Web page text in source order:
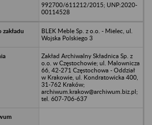
992700/611212/2015; UNP:2020-
00114528
BLEK Meble Sp. z o.o. - Mielec, ul.
Wojska Polskiego 3
Zakład Archiwalny Składnica Sp. z
o.o. w Częstochowie; ul. Malownicza
66, 42-271 Częstochowa - Oddział
w Krakowie, ul. Kondratowicka 400,
31-762 Kraków;
archiwum.krakow@archiwum.biz.pl;
tel. 607-706-637